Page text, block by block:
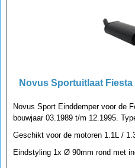
Novus Sportuitlaat Fiesta
Novus Sport Einddemper voor de
bouwjaar 03.1989 t/m 12.1995.
Geschikt voor de motoren 1.1L /
Eindstyling 1x Ø 90mm rond met